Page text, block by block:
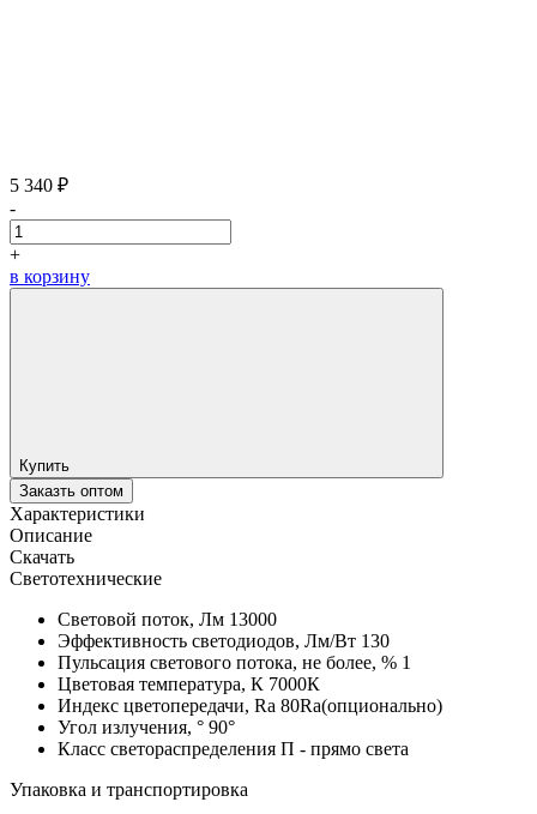
5 340 ₽
-
+
в корзину
Купить
Заказть оптом
Характеристики
Описание
Скачать
Светотехнические
Световой поток, Лм 13000
Эффективность светодиодов, Лм/Вт 130
Пульсация светового потока, не более, % 1
Цветовая температура, К 7000К
Индекс цветопередачи, Ra 80Ra(опционально)
Угол излучения, ° 90°
Класс светораспределения П - прямо света
Упаковка и транспортировка